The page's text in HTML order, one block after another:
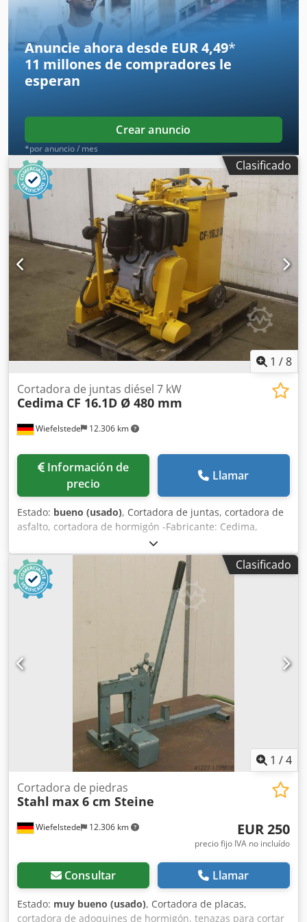
Anuncie ahora desde EUR 4,49*
11 millones de compradores le
esperan
Crear anuncio
*por anuncio / mes
Clasificado
1 /8
Wiefelstede 12.306 km
Cortadora de juntas diésel 7 kW
Cedima CF 16.1D Ø 480 mm
Información de
precio
Llamar
Estado: bueno (usado), Cortadora de juntas, cortadora de
asfalto, cortadora de hormigón -Fabricante: Cedima,
cortadora de juntas modelo CF 16.1D -Disco de corte: Ø
máx. 480 mm Cedjhzzb Rspfx Agpjrf -Motor: Hatz E 780U, 7
kW -Dimensiones: 1150/680/A920 mm -Peso: 250 kgClasificado
1 /4
Wiefelstede 12.306 km
Cortadora de piedras
Stahl max 6 cm Steine
EUR 250
precio fijo IVA no incluído
Consultar Llamar
Estado: muy bueno (usado), Cortadora de placas,
cortadora de adoquines de hormigón, tenazas para cortar